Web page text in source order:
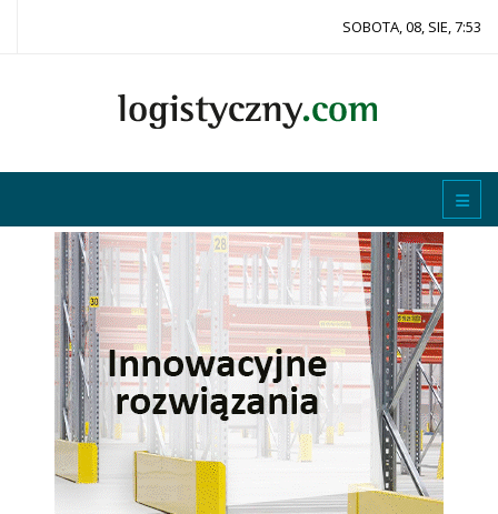
SOBOTA, 08, SIE, 7:53